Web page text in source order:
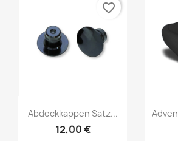
Abdeckkappen Satz...
12,00 €
favorite_border